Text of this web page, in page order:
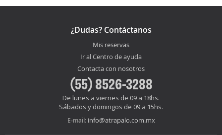
¿Dudas? Contáctanos
Mis reservas
Ir al Centro de ayuda
Contacta con nosotros
(55) 8526-3288
De lunes a viernes de 09 a 18hs.
Sábados y domingos de 09 a 15hs.
E-mail: info@atrapalo.com.mx